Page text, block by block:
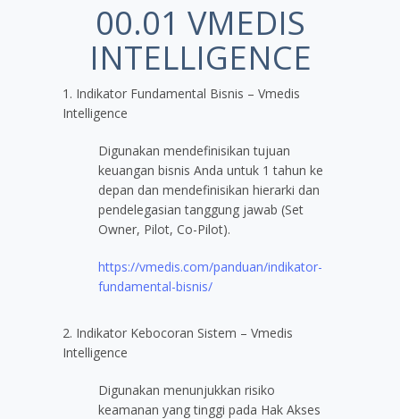
00.01 VMEDIS
INTELLIGENCE
1. Indikator Fundamental Bisnis – Vmedis
Intelligence
Digunakan mendefinisikan tujuan
keuangan bisnis Anda untuk 1 tahun ke
depan dan mendefinisikan hierarki dan
pendelegasian tanggung jawab (Set
Owner, Pilot, Co-Pilot).
https://vmedis.com/panduan/indikator-
fundamental-bisnis/
2. Indikator Kebocoran Sistem – Vmedis
Intelligence
Digunakan menunjukkan risiko
keamanan yang tinggi pada Hak Akses